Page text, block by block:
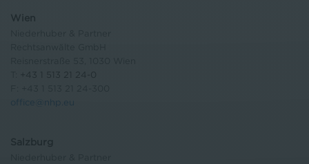
Wien
+43 1 513 21 24-0
office@nhp.eu